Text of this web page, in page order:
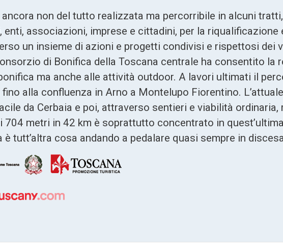
non del tutto realizzata ma percorribile in alcuni
associazioni, imprese e cittadini, per la
un insieme di azioni e progetti condivisi e rispettosi dei
di Bonifica della Toscana centrale ha consentito la
ma anche alle attività outdoor. A lavori ultimati il
fino alla confluenza in Arno a Montelupo Fiorentino.
da Cerbaia e poi, attraverso sentieri e viabilità ordinaria,
704 metri in 42 km è soprattutto concentrato in
è tutt’altra cosa andando a pedalare quasi sempre in